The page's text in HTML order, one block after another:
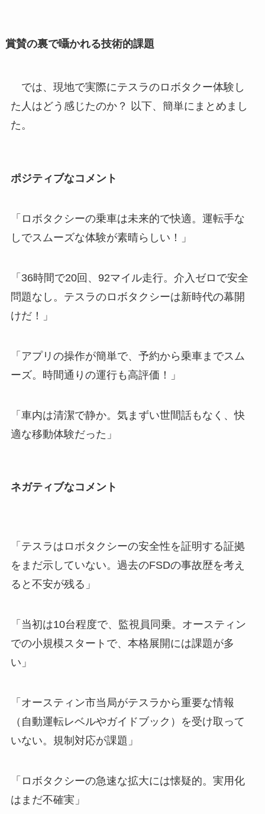
賞賛の裏で囁かれる技術的課題
では、現地で実際にテスラのロボタクー体験し
た人はどう感じたのか？ 以下、簡単にまとめまし
た。
ポジティブなコメント
「ロボタクシーの乗車は未来的で快適。運転手な
しでスムーズな体験が素晴らしい！」
「36時間で20回、92マイル走行。介入ゼロで安全
問題なし。テスラのロボタクシーは新時代の幕開
けだ！」
「アプリの操作が簡単で、予約から乗車までスム
ーズ。時間通りの運行も高評価！」
「車内は清潔で静か。気まずい世間話もなく、快
適な移動体験だった」
ネガティブなコメント
「テスラはロボタクシーの安全性を証明する証拠
をまだ示していない。過去のFSDの事故歴を考え
ると不安が残る」
「当初は10台程度で、監視員同乗。オースティン
での小規模スタートで、本格展開には課題が多
い」
「オースティン市当局がテスラから重要な情報
（自動運転レベルやガイドブック）を受け取って
いない。規制対応が課題」
「ロボタクシーの急速な拡大には懐疑的。実用化
はまだ不確実」